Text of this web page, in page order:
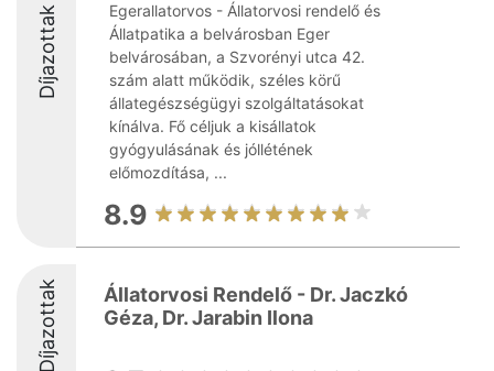
Díjazottak
Egerallatorvos - Állatorvosi rendelő és
Állatpatika a belvárosban Eger
belvárosában, a Szvorényi utca 42.
szám alatt működik, széles körű
állategészségügyi szolgáltatásokat
kínálva. Fő céljuk a kisállatok
gyógyulásának és jóllétének
előmozdítása, ...
8.9
Díjazottak
Állatorvosi Rendelő - Dr. Jaczkó
Géza, Dr. Jarabin Ilona